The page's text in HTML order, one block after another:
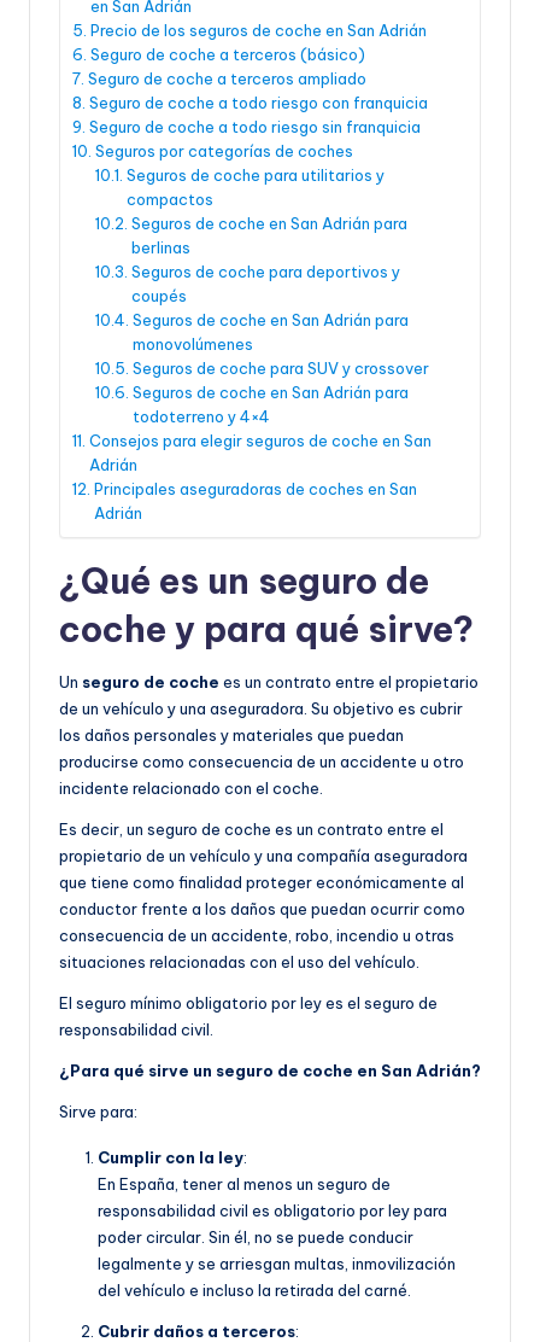
en San Adrián
Precio de los seguros de coche en San Adrián
Seguro de coche a terceros (básico)
Seguro de coche a terceros ampliado
Seguro de coche a todo riesgo con franquicia
Seguro de coche a todo riesgo sin franquicia
Seguros por categorías de coches
Seguros de coche para utilitarios y
compactos
Seguros de coche en San Adrián para
berlinas
Seguros de coche para deportivos y
coupés
Seguros de coche en San Adrián para
monovolúmenes
Seguros de coche para SUV y crossover
Seguros de coche en San Adrián para
todoterreno y 4×4
Consejos para elegir seguros de coche en San
Adrián
Principales aseguradoras de coches en San
Adrián
¿Qué es un seguro de
coche y para qué sirve?
Un seguro de coche es un contrato entre el propietario
de un vehículo y una aseguradora. Su objetivo es cubrir
los daños personales y materiales que puedan
producirse como consecuencia de un accidente u otro
incidente relacionado con el coche.
Es decir, un seguro de coche es un contrato entre el
propietario de un vehículo y una compañía aseguradora
que tiene como finalidad proteger económicamente al
conductor frente a los daños que puedan ocurrir como
consecuencia de un accidente, robo, incendio u otras
situaciones relacionadas con el uso del vehículo.
El seguro mínimo obligatorio por ley es el seguro de
responsabilidad civil.
¿Para qué sirve un seguro de coche en San Adrián?
Sirve para:
Cumplir con la ley:
En España, tener al menos un seguro de
responsabilidad civil es obligatorio por ley para
poder circular. Sin él, no se puede conducir
legalmente y se arriesgan multas, inmovilización
del vehículo e incluso la retirada del carné.
Cubrir daños a terceros: